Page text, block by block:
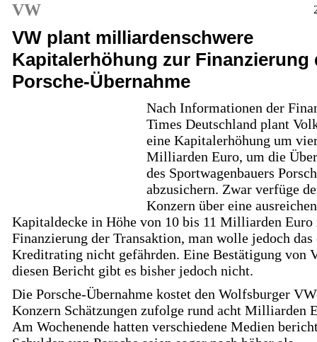
VW
VW plant milliardenschwere
Kapitalerhöhung zur Finanzierung
Porsche-Übernahme
Nach Informationen der
Times Deutschland plant
eine Kapitalerhöhung um
Milliarden Euro, um die
des Sportwagenbauers
abzusichern. Zwar verfüge
Konzern über eine
Kapitaldecke in Höhe von 10 bis 11 Milliarden Euro
Finanzierung der Transaktion, man wolle jedoch das
Kreditrating nicht gefährden. Eine Bestätigung von
diesen Bericht gibt es bisher jedoch nicht.
Die Porsche-Übernahme kostet den Wolfsburger
Konzern Schätzungen zufolge rund acht Milliarden
Am Wochenende hatten verschiedene Medien